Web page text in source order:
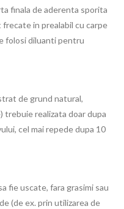
finala de aderenta sporita
in prealabil cu carpe
folosi diluanti pentru
de grund natural,
trebuie realizata doar dupa
cel mai repede dupa 10
fie uscate, fara grasimi sau
(de ex. prin utilizarea de